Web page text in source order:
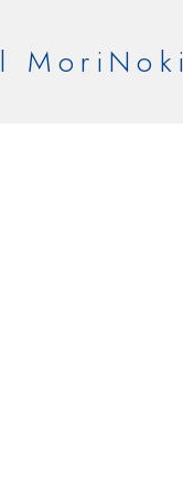
MoriNoki